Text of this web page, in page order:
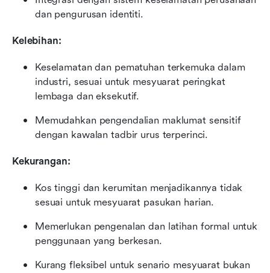
dan pengurusan identiti.
Kelebihan:
Keselamatan dan pematuhan terkemuka dalam
industri, sesuai untuk mesyuarat peringkat
lembaga dan eksekutif.
Memudahkan pengendalian maklumat sensitif
dengan kawalan tadbir urus terperinci.
Kekurangan:
Kos tinggi dan kerumitan menjadikannya tidak
sesuai untuk mesyuarat pasukan harian.
Memerlukan pengenalan dan latihan formal untuk
penggunaan yang berkesan.
Kurang fleksibel untuk senario mesyuarat bukan